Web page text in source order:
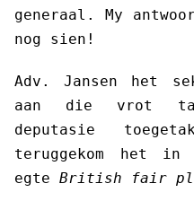
generaal. My
nog sien!
Adv. Jansen het
aan die vrot
deputasie
teruggekom het in
egte British fair